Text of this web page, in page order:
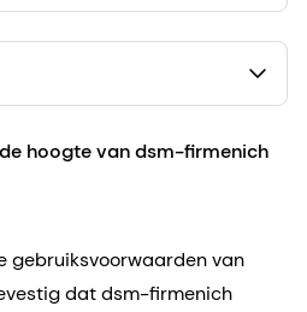
Francisco, California, US
hoogte van dsm-firmenich
gebruiksvoorwaarden van
dat dsm-firmenich